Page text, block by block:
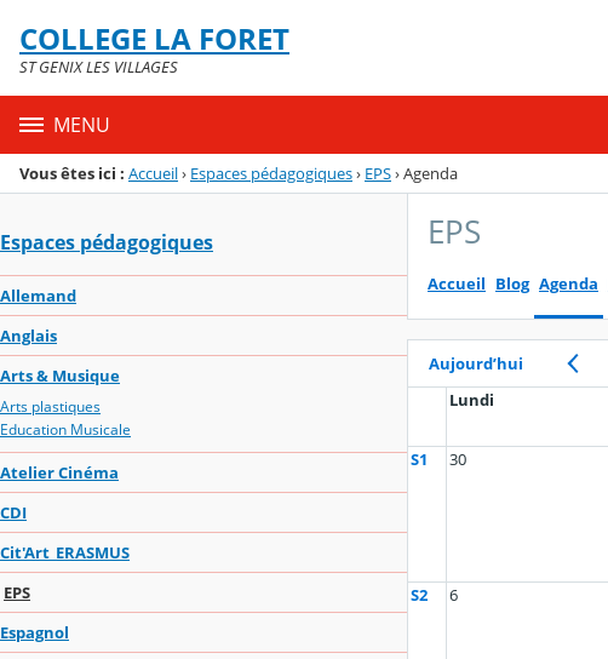
Menu de la rubrique
Contenu
COLLEGE LA FORET
ST GENIX LES VILLAGES
MENU
Vous êtes ici : Accueil› Espaces pédagogiques› EPS›Agenda
Espaces pédagogiques
Allemand
Anglais
Arts & Musique
Arts plastiques
Education Musicale
Atelier Cinéma
CDI
Cit'Art_ERASMUS
EPS
Espagnol
EPS
Accueil Blog Agenda
Aujourd’hui
Lundi
S1 30
S2 6